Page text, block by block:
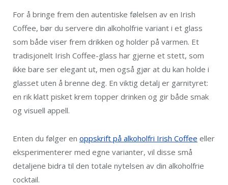
For å bringe frem den autentiske følelsen av en Irish
Coffee, bør du servere din alkoholfrie variant i et glass
som både viser frem drikken og holder på varmen. Et
tradisjonelt Irish Coffee-glass har gjerne et stett, som
ikke bare ser elegant ut, men også gjør at du kan holde i
glasset uten å brenne deg. En viktig detalj er garnityret:
en rik klatt pisket krem topper drinken og gir både smak
og visuell appell.
Enten du følger en oppskrift på alkoholfri Irish Coffee eller
eksperimenterer med egne varianter, vil disse små
detaljene bidra til den totale nytelsen av din alkoholfrie
cocktail.